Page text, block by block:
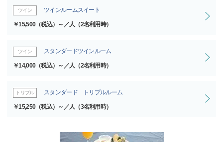
ツイン ツインルームスイート
￥15,500（税込）～／人（2名利用時）
ツイン スタンダードツインルーム
￥14,000（税込）～／人（2名利用時）
トリプル スタンダード トリプルルーム
￥15,250（税込）～／人（3名利用時）